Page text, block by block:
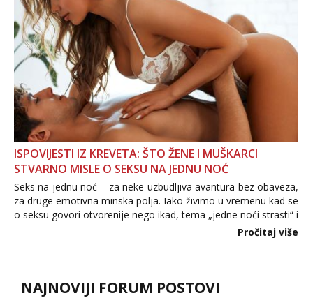
ISPOVIJESTI IZ KREVETA: ŠTO ŽENE I MUŠKARCI
STVARNO MISLE O SEKSU NA JEDNU NOĆ
Seks na jednu noć – za neke uzbudljiva avantura bez obaveza,
za druge emotivna minska polja. Iako živimo u vremenu kad se
o seksu govori otvorenije nego ikad, tema „jedne noći strasti“ i
dalje izaziva burne rasprave. Što zapravo misle žene, a što
Pročitaj više
NAJNOVIJI FORUM POSTOVI